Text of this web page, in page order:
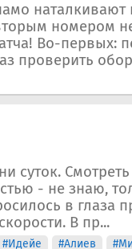
наталкивают
номером
Во-первых:
проверить
суток.
- не знаю,
в глаза
В пр...
#Идейе #Алиев